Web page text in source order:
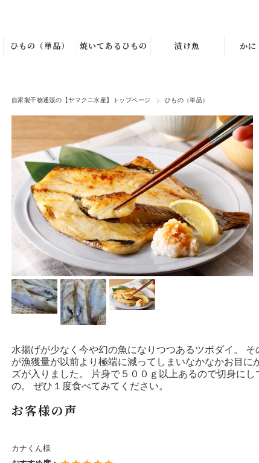
ひもの（単品） 焼いてあるひもの 漬け魚 か
自家製干物通販の【ヤマクニ水産】トップページ ひもの（単品）
水揚げが少なく今や幻の魚になりつつあるツボダイ。
が漁獲量が以前より極端に減ってしまいなかなかお目
ズが入りました。 片身で５００ｇ以上あるので切身に
の。 ぜひ１度食べてみてください。
お客様の声
カナくん様